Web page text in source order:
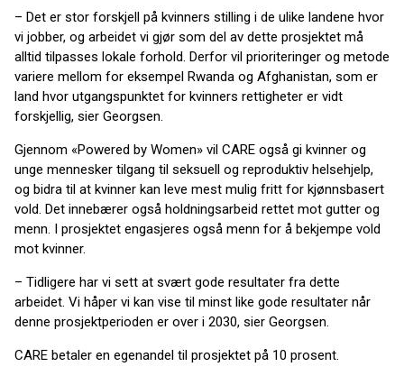
– Det er stor forskjell på kvinners stilling i de ulike landene hvor
vi jobber, og arbeidet vi gjør som del av dette prosjektet må
alltid tilpasses lokale forhold. Derfor vil prioriteringer og metode
variere mellom for eksempel Rwanda og Afghanistan, som er
land hvor utgangspunktet for kvinners rettigheter er vidt
forskjellig, sier Georgsen.
Gjennom «Powered by Women» vil CARE også gi kvinner og
unge mennesker tilgang til seksuell og reproduktiv helsehjelp,
og bidra til at kvinner kan leve mest mulig fritt for kjønnsbasert
vold. Det innebærer også holdningsarbeid rettet mot gutter og
menn. I prosjektet engasjeres også menn for å bekjempe vold
mot kvinner.
– Tidligere har vi sett at svært gode resultater fra dette
arbeidet. Vi håper vi kan vise til minst like gode resultater når
denne prosjektperioden er over i 2030, sier Georgsen.
CARE betaler en egenandel til prosjektet på 10 prosent.